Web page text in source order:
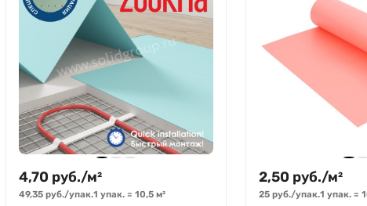
4,70 руб./м²
49,35 руб./упак.1 упак.= 10,5 м²
2,50 руб./м²
25 руб./упак.1 упак.=